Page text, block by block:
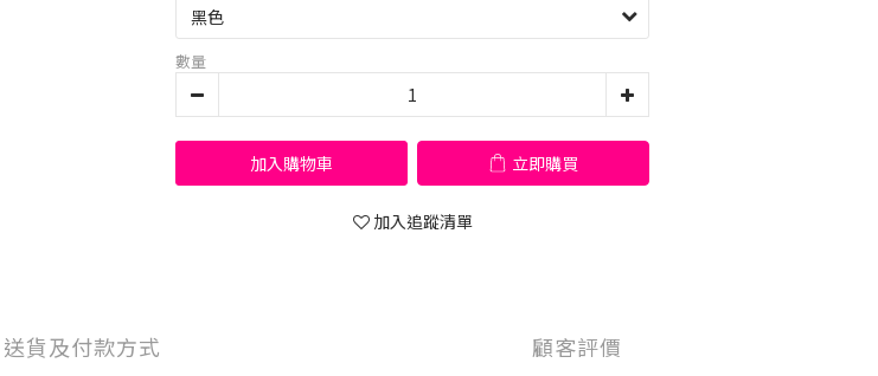
數量
加入購物車 立即購買
加入追蹤清單
送貨及付款方式 顧客評價